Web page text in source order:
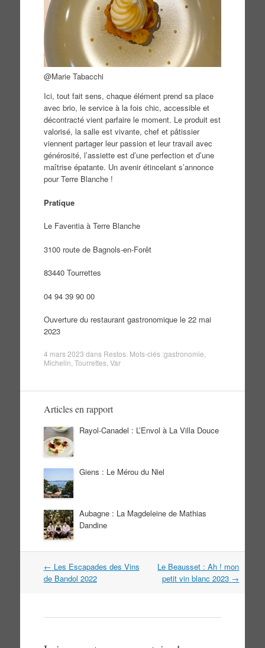
@Marie Tabacchi
Ici, tout fait sens, chaque élément prend sa place
avec brio, le service à la fois chic, accessible et
décontracté vient parfaire le moment. Le produit est
valorisé, la salle est vivante, chef et pâtissier
viennent partager leur passion et leur travail avec
générosité, l’assiette est d’une perfection et d’une
maîtrise épatante. Un avenir étincelant s’annonce
pour Terre Blanche !
Pratique
Le Faventia à Terre Blanche
3100 route de Bagnols-en-Forêt
83440 Tourrettes
04 94 39 90 00
Ouverture du restaurant gastronomique le 22 mai
2023
4 mars 2023 dans Restos. Mots-clés :gastronomie
Michelin Tourrettes, Var
Articles en rapport
Rayol-Canadel : L’Envol à La Villa Douce
Giens : Le Mérou du Niel
Aubagne : La Magdeleine de Mathias
Dandine
Navigation
dans
← Les Escapades des Vins
de Bandol 2022
Le Beausset : Ah ! mon
petit vin blanc 2023 →